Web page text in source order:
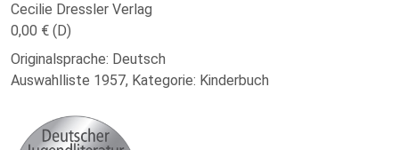
Cecilie Dressler Verlag
0,00 € (D)
Originalsprache: Deutsch
Auswahlliste 1957, Kategorie: Kinderbuch